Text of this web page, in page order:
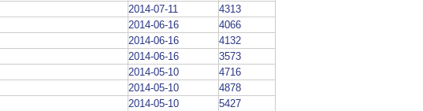
2014-07-11
4313
2014-06-16
4066
2014-06-16
4132
2014-06-16
3573
2014-05-10
4716
2014-05-10
4878
2014-05-10
5427